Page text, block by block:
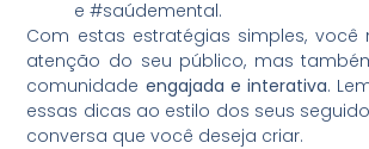
e #saúdemental.
Com estas estratégias simples,
atenção do seu público, mas
comunidade engajada e interativa.
essas dicas ao estilo dos seus
conversa que você deseja criar.